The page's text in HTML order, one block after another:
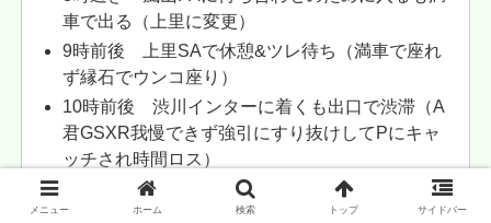
車で出る（上里に変更）
9時前後 上里SAで休憩&ツレ待ち（満車で座れ
ず縁石でウンコ座り）
10時前後 渋川インターに着くも出口で渋滞（A
君GSXR我慢できず強引にすり抜けしてPにキャ
ッチされ時間ロス）
11時 伊香保温泉から榛名山へ向かう（低速で流
れておりB君のバリオスがカブる）
メニュー ホーム 検索 トップ サイドバー